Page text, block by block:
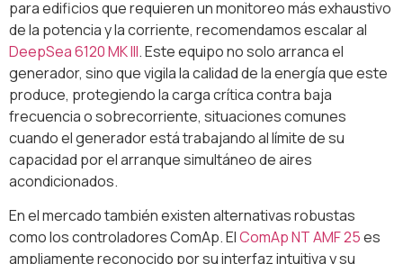
para edificios que requieren un monitoreo más exhaustivo
de la potencia y la corriente, recomendamos escalar al
DeepSea 6120 MK III. Este equipo no solo arranca el
generador, sino que vigila la calidad de la energía que este
produce, protegiendo la carga crítica contra baja
frecuencia o sobrecorriente, situaciones comunes
cuando el generador está trabajando al límite de su
capacidad por el arranque simultáneo de aires
acondicionados.
En el mercado también existen alternativas robustas
como los controladores ComAp. ElComAp NT AMF 25es
ampliamente reconocido por su interfaz intuitiva y su